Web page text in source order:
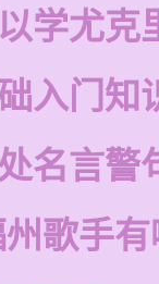
学尤克
入门知
名言警
歌手